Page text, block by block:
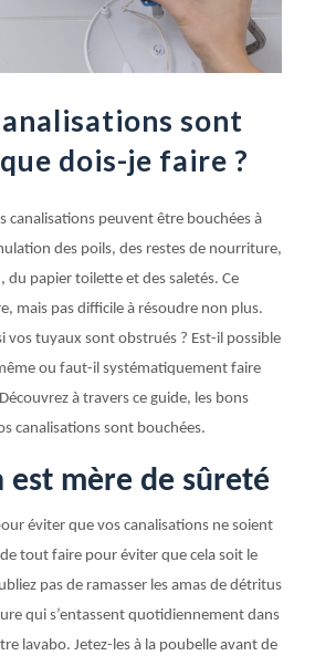
sont
dois-je faire ?
canalisations peuvent être bouchées à
des poils, des restes de nourriture,
du papier toilette et des saletés. Ce
mais pas difficile à résoudre non plus.
vos tuyaux sont obstrués ? Est-il possible
ou faut-il systématiquement faire
à travers ce guide, les bons
canalisations sont bouchées.
est mère de sûreté
éviter que vos canalisations ne soient
tout faire pour éviter que cela soit le
pas de ramasser les amas de détritus
qui s’entassent quotidiennement dans
lavabo. Jetez-les à la poubelle avant de